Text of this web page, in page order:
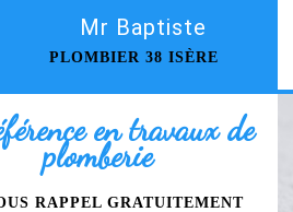
Mr Baptiste
PLOMBIER 38 ISÈRE
en travaux de
plomberie
RAPPEL GRATUITEMENT